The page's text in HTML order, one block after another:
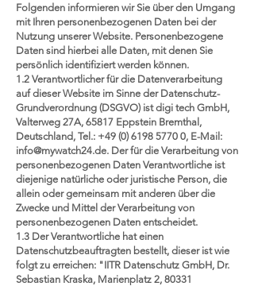
Folgenden informieren wir Sie über den Umgang
mit Ihren personenbezogenen Daten bei der
Nutzung unserer Website. Personenbezogene
Daten sind hierbei alle Daten, mit denen Sie
persönlich identifiziert werden können.
1.2 Verantwortlicher für die Datenverarbeitung
auf dieser Website im Sinne der Datenschutz-
Grundverordnung (DSGVO) ist digi tech GmbH,
Valterweg 27A, 65817 Eppstein Bremthal,
Deutschland, Tel.: +49 (0) 6198 5770 0, E-Mail:
info@mywatch24.de. Der für die Verarbeitung von
personenbezogenen Daten Verantwortliche ist
diejenige natürliche oder juristische Person, die
allein oder gemeinsam mit anderen über die
Zwecke und Mittel der Verarbeitung von
personenbezogenen Daten entscheidet.
1.3 Der Verantwortliche hat einen
Datenschutzbeauftragten bestellt, dieser ist wie
folgt zu erreichen: "IITR Datenschutz GmbH, Dr.
Sebastian Kraska, Marienplatz 2, 80331